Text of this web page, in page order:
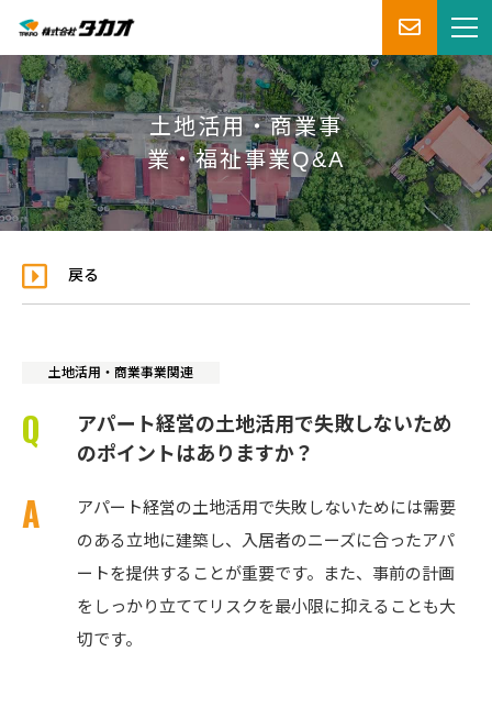
土地活用・商業事
業・福祉事業Q&A
戻る
土地活用・商業事業関連
アパート経営の土地活用で失敗しないため
のポイントはありますか？
アパート経営の土地活用で失敗しないためには需要
のある立地に建築し、入居者のニーズに合ったアパ
ートを提供することが重要です。また、事前の計画
をしっかり立ててリスクを最小限に抑えることも大
切です。